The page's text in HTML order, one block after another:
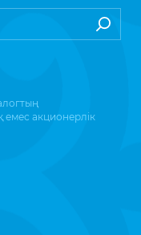
акционерлік